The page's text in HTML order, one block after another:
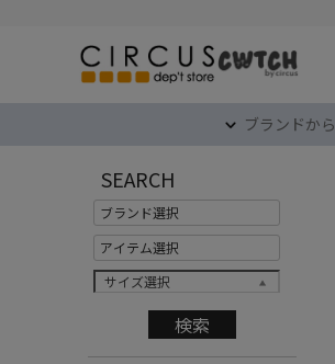
検索
ブランドか
SEARCH
サイズ選択